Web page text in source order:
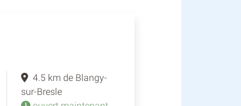
4.5 km de Blangy-
sur-Bresle